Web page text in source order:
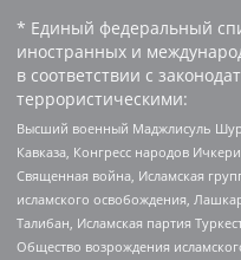
* Единый федеральный
иностранных и
в соответствии с
террористическими:
Высший военный Маджлисуль
Кавказа, Конгресс народов
Священная война, Исламская
исламского освобождения,
Талибан, Исламская партия
Общество возрождения